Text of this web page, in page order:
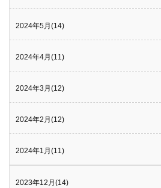
2024年5月(14)
2024年4月(11)
2024年3月(12)
2024年2月(12)
2024年1月(11)
2023年12月(14)